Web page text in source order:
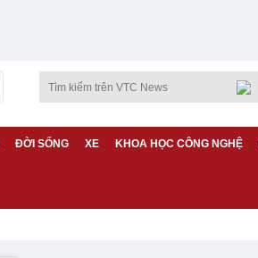
ĐỜI SỐNG XE KHOA HỌC CÔNG NGHỆ